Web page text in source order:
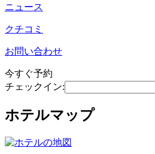
ニュース
クチコミ
お問い合わせ
今すぐ予約
チェックイン:
ホテルマップ